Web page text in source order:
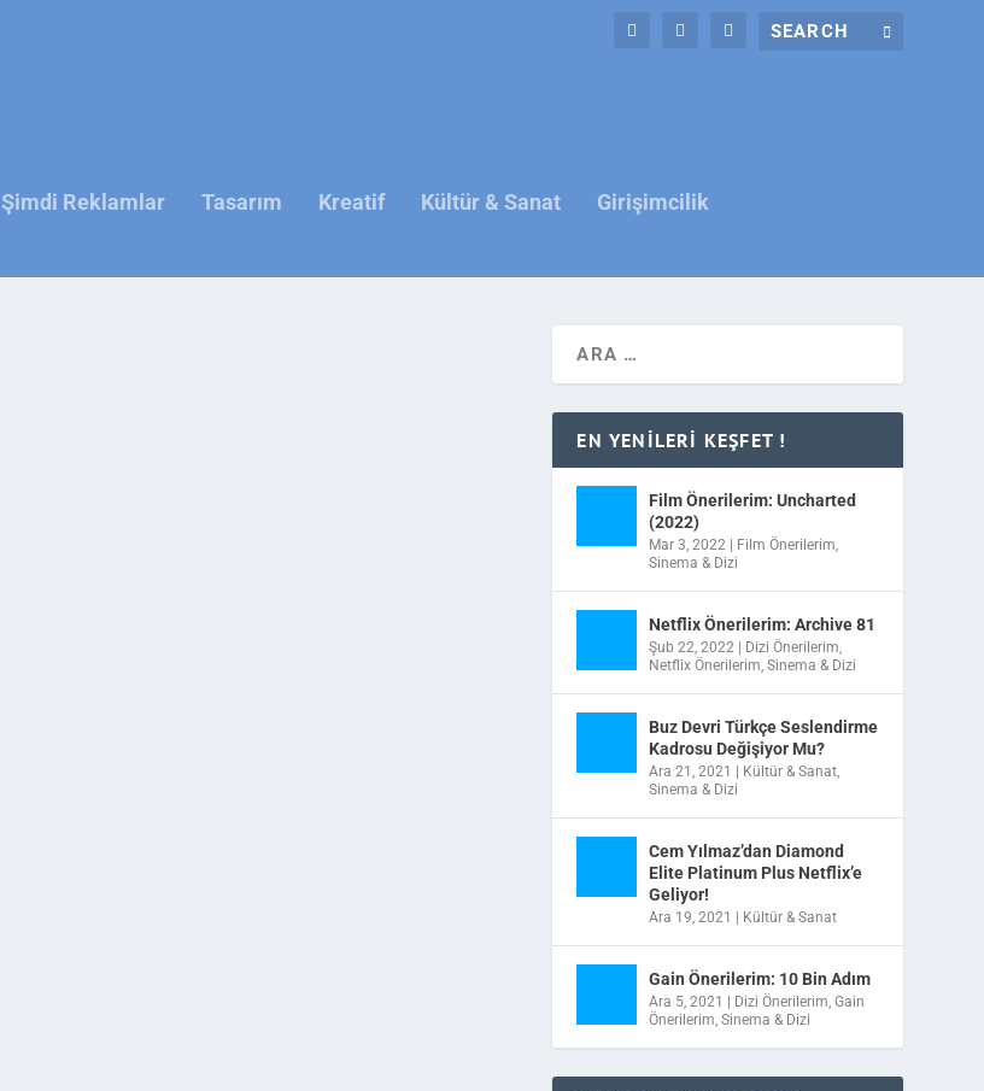
Şimdi Reklamlar Tasarım Kreatif Kültür & Sanat Girişimcilik
EN YENILERI KEŞFET !
Film Önerilerim: Uncharted
(2022)
Mar 3, 2022 Film Önerilerim,
Sinema & Dizi
Netflix Önerilerim: Archive 81
Şub 22, 2022 Dizi Önerilerim,
Netflix Önerilerim,Sinema & Dizi
Buz Devri Türkçe Seslendirme
Kadrosu Değişiyor Mu?
Ara 21, 2021 Kültür & Sanat,
Sinema & Dizi
Cem Yılmaz’dan Diamond
Elite Platinum Plus Netflix’e
Geliyor!
Ara 19, 2021 Kültür & Sanat
Gain Önerilerim: 10 Bin Adım
Ara 5, 2021 Dizi Önerilerim,Gain
Önerilerim,Sinema & Dizi